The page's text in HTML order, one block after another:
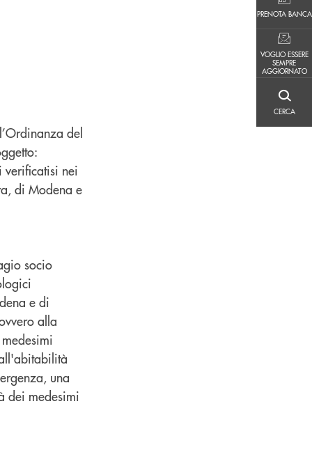
PRENOTA BANCA
VOGLIO ESSERE
SEMPRE
AGGIORNATO
CERCA
del
verificatisi nei
di Modena e
socio
e di
alla
una
dei medesimi